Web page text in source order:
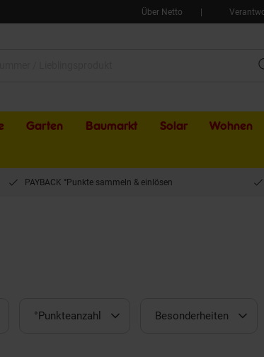
Über Netto
Garten Baumarkt Solar Wohnen
PAYBACK °Punkte sammeln & einlösen
°Punkteanzahl Besonderheiten